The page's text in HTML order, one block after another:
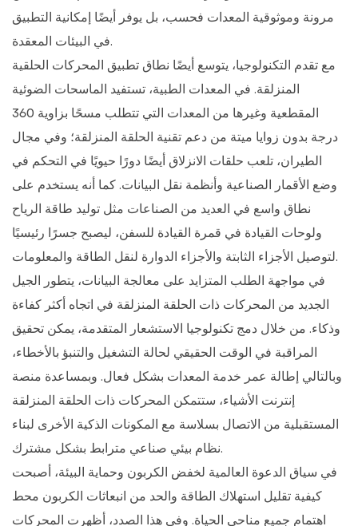
مرونة وموثوقية المعدات فحسب، بل يوفر أيضًا إمكانية التطبيق
في البيئات المعقدة.
مع تقدم التكنولوجيا، يتوسع أيضًا نطاق تطبيق المحركات الحلقية
المنزلقة. في المعدات الطبية، تستفيد الماسحات الضوئية
المقطعية وغيرها من المعدات التي تتطلب مسحًا بزاوية 360
درجة بدون زوايا ميتة من دعم تقنية الحلقة المنزلقة؛ وفي مجال
الطيران، تلعب حلقات الانزلاق أيضًا دورًا حيويًا في التحكم في
وضع الأقمار الصناعية وأنظمة نقل البيانات. كما أنه يستخدم على
نطاق واسع في العديد من الصناعات مثل توليد طاقة الرياح
ولوحات القيادة في قمرة القيادة للسفن، ليصبح جسرًا رئيسيًا
لتوصيل الأجزاء الثابتة والأجزاء الدوارة لنقل الطاقة والمعلومات.
في مواجهة الطلب المتزايد على معالجة البيانات، يتطور الجيل
الجديد من المحركات ذات الحلقة المنزلقة في اتجاه أكثر كفاءة
وذكاء. من خلال دمج تكنولوجيا الاستشعار المتقدمة، يمكن تحقيق
المراقبة في الوقت الحقيقي لحالة التشغيل والتنبؤ بالأخطاء،
وبالتالي إطالة عمر خدمة المعدات بشكل فعال. وبمساعدة منصة
إنترنت الأشياء، ستتمكن المحركات ذات الحلقة المنزلقة
المستقبلية من الاتصال بسلاسة مع المكونات الذكية الأخرى لبناء
نظام بيئي صناعي مترابط بشكل مشترك.
في سياق الدعوة العالمية لخفض الكربون وحماية البيئة، أصبحت
كيفية تقليل استهلاك الطاقة والحد من انبعاثات الكربون محط
اهتمام جميع مناحي الحياة. وفي هذا الصدد، أظهرت المحركات